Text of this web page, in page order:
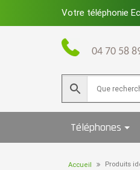
Votre téléphonie
04 70
Téléphones
Accueil Produits